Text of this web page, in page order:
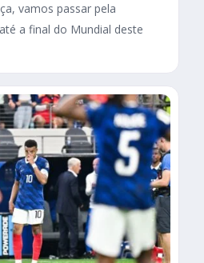
vamos passar pela
a final do Mundial deste